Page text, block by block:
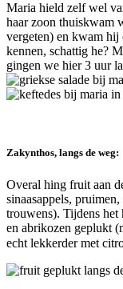
Maria hield zelf wel
haar zoon thuiskwam
vergeten) en kwam hij
kennen, schattig he?
gingen we hier 3 uur
Zakynthos, langs de weg:
Overal hing fruit aan
sinaasappels,
trouwens). Tijdens het
en abrikozen geplukt
echt lekkerder met